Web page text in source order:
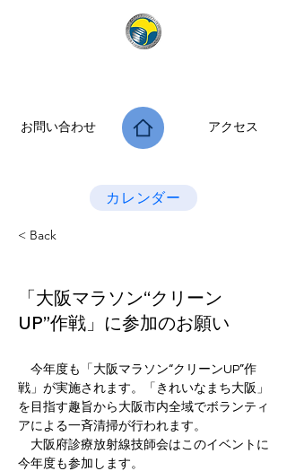
お問い合わせ アクセス
カレンダー
< Back
「大阪マラソン“クリーン
UP”作戦」に参加のお願い
今年度も「大阪マラソン“クリーンUP”作
戦」が実施されます。「きれいなまち大阪」
を目指す趣旨から大阪市内全域でボランティ
アによる一斉清掃が行われます。
大阪府診療放射線技師会はこのイベントに
今年度も参加します。